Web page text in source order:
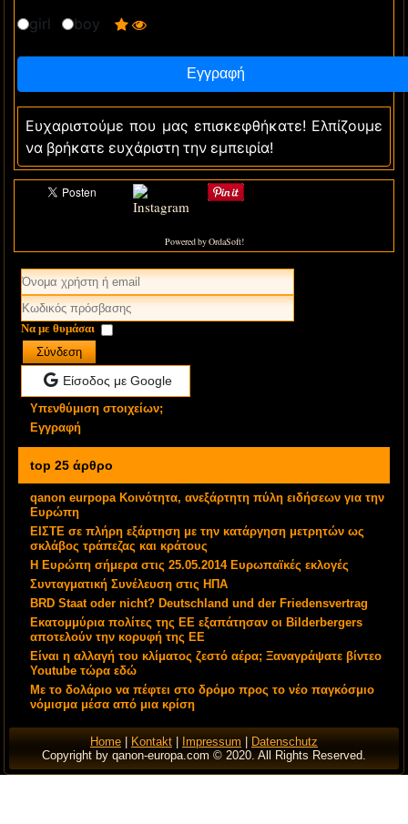
girl
boy
Ευχαριστούμε που μας επισκεφθήκατε! Ελπίζουμε
να βρήκατε ευχάριστη την εμπειρία!
Powered by OrdaSoft!
Να με θυμάσαι
Σύνδεση
Είσοδος με Google
Υπενθύμιση στοιχείων;
Εγγραφή
top 25 άρθρο
qanon eurpopa Κοινότητα, ανεξάρτητη πύλη ειδήσεων για την
Ευρώπη
ΕΙΣΤΕ σε πλήρη εξάρτηση με την κατάργηση μετρητών ως
σκλάβος τράπεζας και κράτους
Η Ευρώπη σήμερα στις 25.05.2014 Ευρωπαϊκές εκλογές
Συνταγματική Συνέλευση στις ΗΠΑ
BRD Staat oder nicht? Deutschland und der Friedensvertrag
Εκατομμύρια πολίτες της ΕΕ εξαπάτησαν οι Bilderbergers
αποτελούν την κορυφή της ΕΕ
Είναι η αλλαγή του κλίματος ζεστό αέρα; Ξαναγράψατε βίντεο
Youtube τώρα εδώ
Με το δολάριο να πέφτει στο δρόμο προς το νέο παγκόσμιο
νόμισμα μέσα από μια κρίση
Home Kontakt Impressum
Datenschutz
Copyright by qanon-europa.com © 2020. All Rights Reserved.